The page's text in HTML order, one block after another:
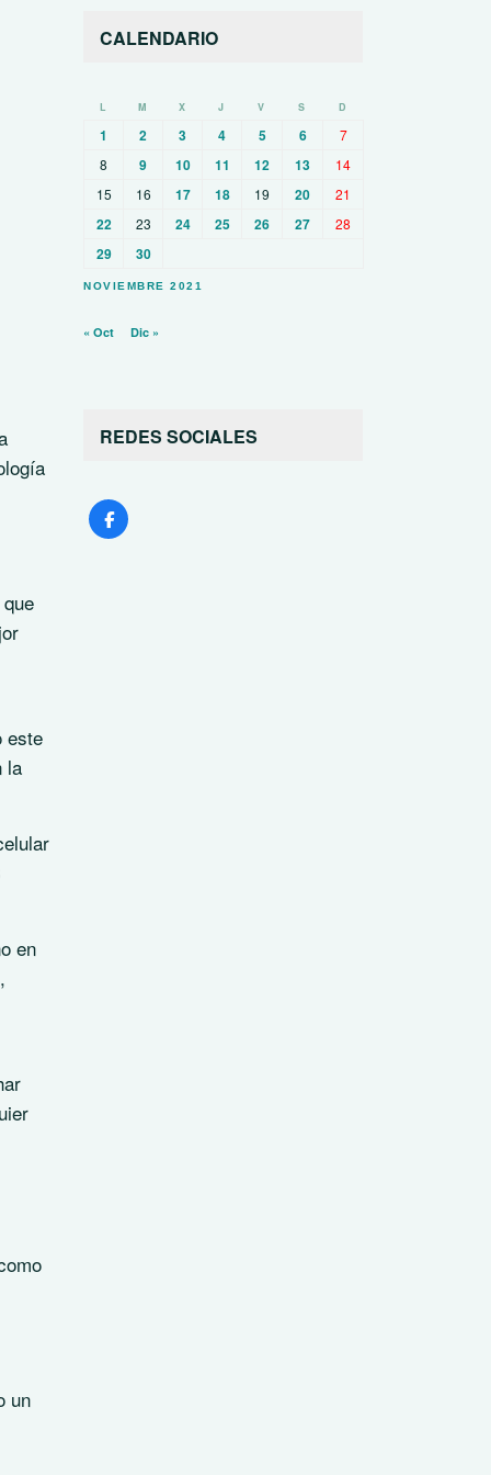
este
la
en
un
CALENDARIO
NOVIEMBRE 2021
L M X J V S D
1 2 3 4 5 6
7
8
9 10 11 12 13
14
15
16 17 18 19 20 21
22 23 24 25 26 27 28
29 30
« Oct Dic »
REDES SOCIALES